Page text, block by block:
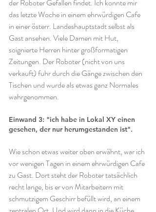
der Roboter Gefallen findet. Ich konnte mir
das letzte Woche in einem ehrwürdigen Cafe
in einer österr. Landeshauptstadt selbst als
Gast ansehen. Viele Damen mit Hut,
soignierte Herren hinter großformatigen
Zeitungen. Der Roboter (nicht von uns
verkauft) fuhr durch die Gänge zwischen den
Tischen und wurde als etwas ganz Normales
wahrgenommen.
Einwand 3: "ich habe in Lokal XY einen
gesehen, der nur herumgestanden ist".
Wie schon etwas weiter oben erwähnt, war ich
vor wenigen Tagen in einem ehrwürdigen Cafe
zu Gast. Dort steht der Roboter tatsächlich
recht lange, bis er von Mitarbeitern mit
schmutzigem Geschirr befüllt wird, an einem